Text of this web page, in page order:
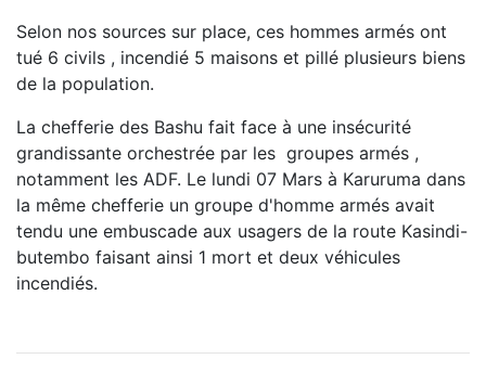
Selon nos sources sur place, ces hommes armés ont
tué 6 civils , incendié 5 maisons et pillé plusieurs biens
de la population.
La chefferie des Bashu fait face à une insécurité
grandissante orchestrée par les groupes armés ,
notamment les ADF. Le lundi 07 Mars à Karuruma dans
la même chefferie un groupe d'homme armés avait
tendu une embuscade aux usagers de la route Kasindi-
butembo faisant ainsi 1 mort et deux véhicules
incendiés.